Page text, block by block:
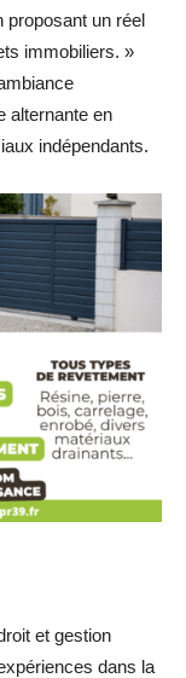
proposant un réel
immobiliers. »
alternante en
indépendants.
et gestion
dans la